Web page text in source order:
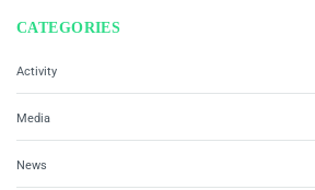
CATEGORIES
Activity
Media
News